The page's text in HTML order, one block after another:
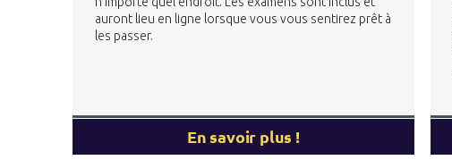
auront lieu en ligne lorsque vous vous sentirez prêt à
les passer.
En savoir plus !